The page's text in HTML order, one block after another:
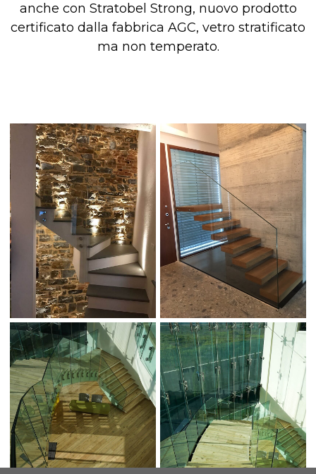
anche con Stratobel Strong, nuovo prodotto
certificato dalla fabbrica AGC, vetro stratificato
ma non temperato.